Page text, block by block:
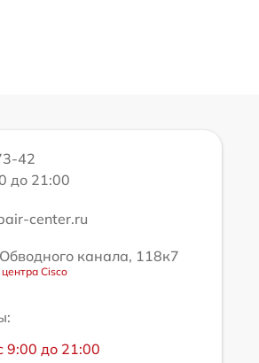
42
до 21:00
center.ru
канала, 118к7
Cisco
9:00 до 21:00